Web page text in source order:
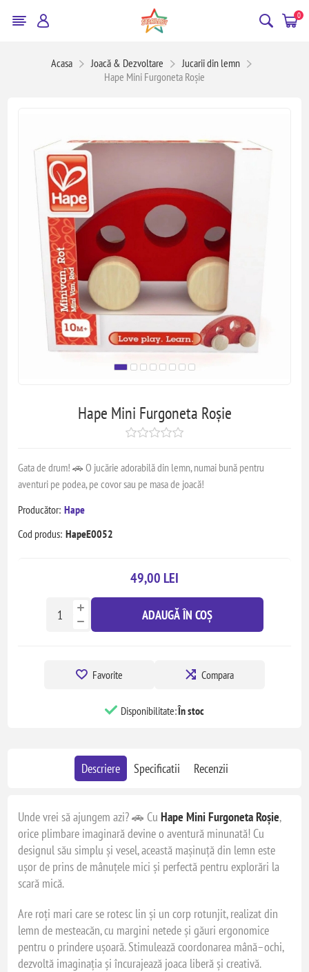
0
Acasa Joacă & Dezvoltare
Jucarii din lemn
Hape Mini Furgoneta Roșie
Hape Mini Furgoneta Roșie
Gata de drum! 🚗 O jucărie adorabilă din lemn, numai bună pentru
aventuri pe podea, pe covor sau pe masa de joacă!
Producător: Hape
Cod produs: HapeE0052
49,00 LEI
ADAUGĂ ÎN COȘ
Favorite Compara
Disponibilitate:În stoc
Descriere Specificatii Recenzii
Unde vrei să ajungem azi? 🚗 CuHape Mini Furgoneta Roșie,
orice plimbare imaginară devine o aventură minunată! Cu
designul său simplu și vesel, această mașinuță din lemn este
ușor de prins de mânuțele mici și perfectă pentru explorări la
scară mică.
Are roți mari care se rotesc lin și un corp rotunjit, realizat din
lemn de mesteacăn, cu margini netede și găuri ergonomice
pentru o prindere ușoară. Stimulează coordonarea mână–ochi,
dezvoltă imaginația și încurajează joaca liberă și creativă.